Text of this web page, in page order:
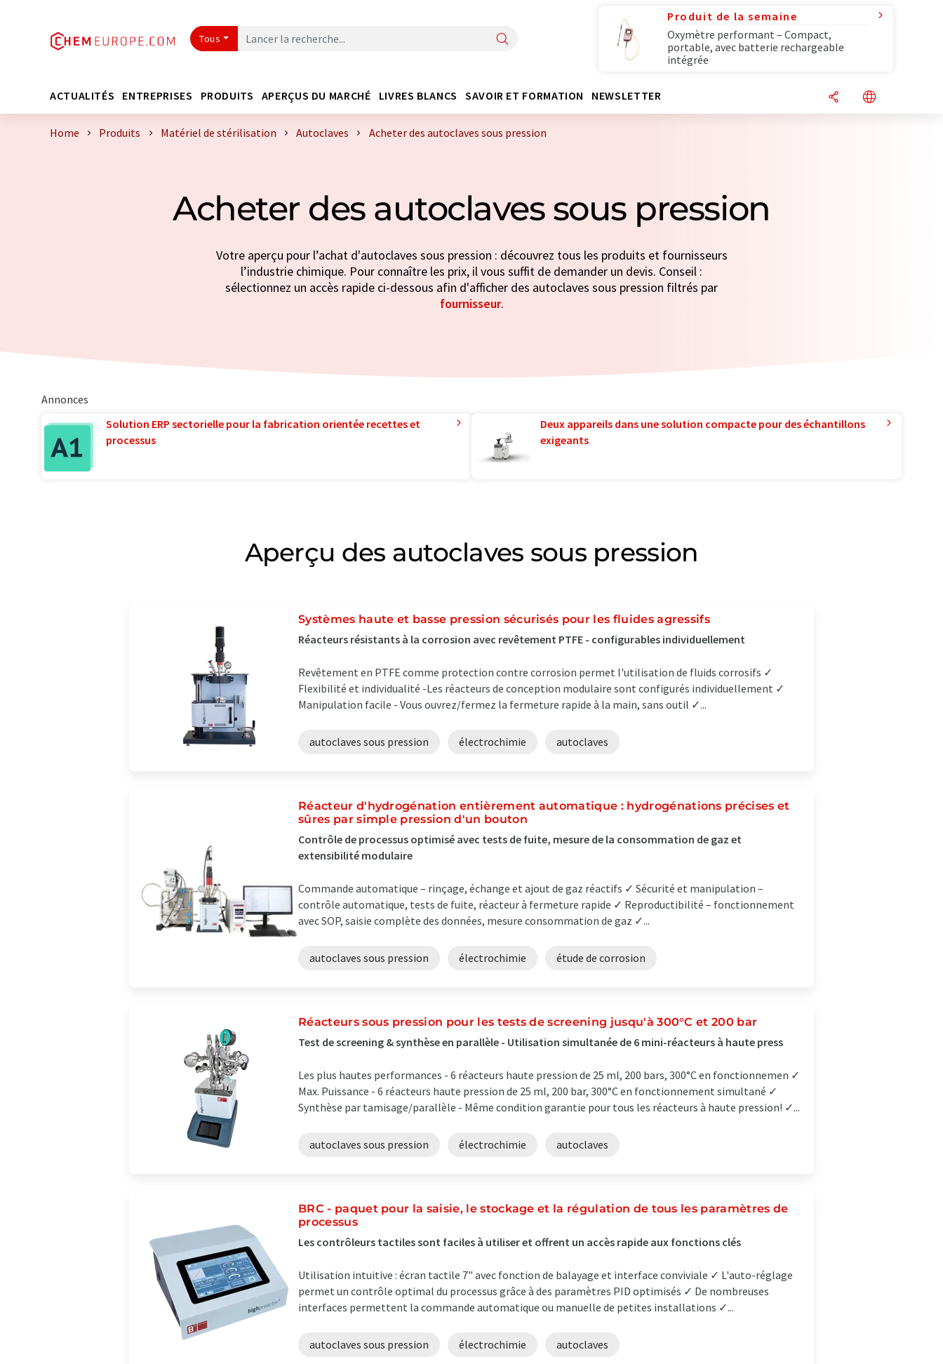
Tous
Produit de la semaine
Oxymètre performant – Compact,
portable, avec batterie rechargeable
intégrée
ACTUALITÉS ENTREPRISES PRODUITS APERÇUS DU MARCHÉ LIVRES BLANCS SAVOIR ET FORMATION NEWSLETTER
Home Produits Matériel de stérilisation Autoclaves Acheter des autoclaves sous pression
Acheter des autoclaves sous pression
Votre aperçu pour l’achat d'autoclaves sous pression : découvrez tous les produits et fournisseurs
l’industrie chimique. Pour connaître les prix, il vous suffit de demander un devis. Conseil :
sélectionnez un accès rapide ci-dessous afin d'afficher des autoclaves sous pression filtrés par
fournisseur.
Annonces
Solution ERP sectorielle pour la fabrication orientée recettes et
processus
Deux appareils dans une solution compacte pour des échantillons
exigeants
Aperçu des autoclaves sous pression
Systèmes haute et basse pression sécurisés pour les fluides agressifs
Réacteurs résistants à la corrosion avec revêtement PTFE - configurables individuellement
Revêtement en PTFE comme protection contre corrosion permet l'utilisation de fluids corrosifs ✓
Flexibilité et individualité -Les réacteurs de conception modulaire sont configurés individuellement ✓
Manipulation facile - Vous ouvrez/fermez la fermeture rapide à la main, sans outil ✓...
autoclaves sous pression électrochimie autoclaves
Réacteur d'hydrogénation entièrement automatique : hydrogénations précises et
sûres par simple pression d'un bouton
Contrôle de processus optimisé avec tests de fuite, mesure de la consommation de gaz et
extensibilité modulaire
Commande automatique – rinçage, échange et ajout de gaz réactifs ✓ Sécurité et manipulation –
contrôle automatique, tests de fuite, réacteur à fermeture rapide ✓ Reproductibilité – fonctionnement
avec SOP, saisie complète des données, mesure consommation de gaz ✓...
autoclaves sous pression électrochimie étude de corrosion
Réacteurs sous pression pour les tests de screening jusqu'à 300°C et 200 bar
Test de screening & synthèse en parallèle - Utilisation simultanée de 6 mini-réacteurs à haute press
Les plus hautes performances - 6 réacteurs haute pression de 25 ml, 200 bars, 300°C en fonctionnemen ✓
Max. Puissance - 6 réacteurs haute pression de 25 ml, 200 bar, 300°C en fonctionnement simultané ✓
Synthèse par tamisage/parallèle - Même condition garantie pour tous les réacteurs à haute pression! ✓...
autoclaves sous pression électrochimie autoclaves
BRC - paquet pour la saisie, le stockage et la régulation de tous les paramètres de
processus
Les contrôleurs tactiles sont faciles à utiliser et offrent un accès rapide aux fonctions clés
Utilisation intuitive : écran tactile 7" avec fonction de balayage et interface conviviale ✓ L'auto-réglage
permet un contrôle optimal du processus grâce à des paramètres PID optimisés ✓ De nombreuses
interfaces permettent la commande automatique ou manuelle de petites installations ✓...
autoclaves sous pression électrochimie autoclaves